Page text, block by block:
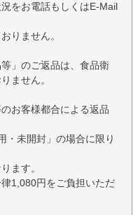
をお電話もしくはE-Mail
りません。
」のご返品は、食品衛
ません。
お客様都合による返品
・未開封」の場合に限り
ます。
1,080円をご負担いただ